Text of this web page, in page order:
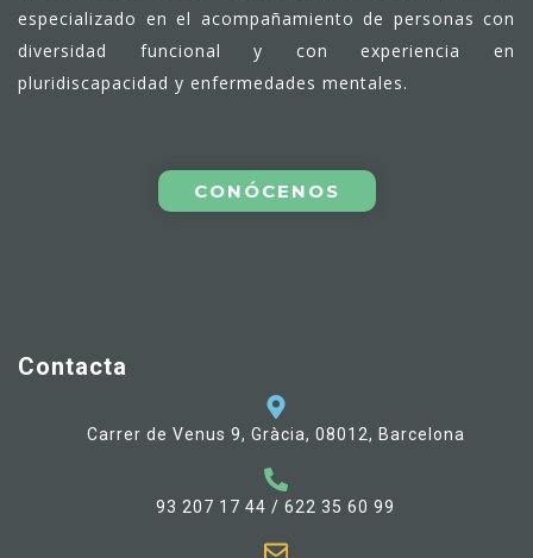
especializado en el acompañamiento de personas con
diversidad funcional y con experiencia en
pluridiscapacidad y enfermedades mentales.
CONÓCENOS
Contacta
Carrer de Venus 9, Gràcia, 08012, Barcelona
93 207 17 44 / 622 35 60 99